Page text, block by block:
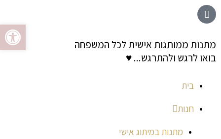
לתוכן
דילוג
מתנות ממותגות אישית לכל המשפחה
בואו לרגש ולהתרגש... ♥
בית
חנות
מתנות במיתוג אישי
פתח